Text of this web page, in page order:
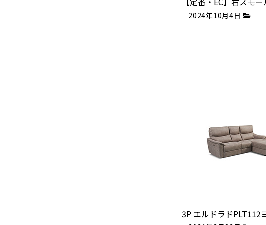
2024年10月4日
3P エルドラドPLT112